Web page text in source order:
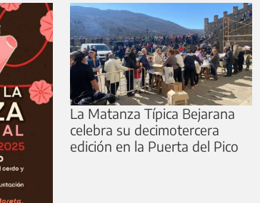
La Matanza Típica Bejarana
celebra su decimotercera
edición en la Puerta del Pico